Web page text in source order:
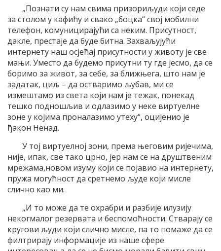
„Познати су нам свима призориљуди који седе
за столом у кафићу и свако „боцка“ свој мобилни
телефон, комуницирајући са неким. Присутност,
дакле, престаје да буде битна. Захваљујући
интернету наш осјећај присутности у животу је све
мањи. Уместо да будемо присутни ту где јесмо, да се
боримо за живот, за себе, за ближњега, што нам је
задатак, циљ – да остваримо љубав, ми се
измештамо из света који нам је тежак, понекад
тешко подношљив и одлазимо у неке виртуелне
зоне у којима проналазимо утеху“, оцијенио је
ђакон Ненад.
У тој виртуелној зони, према његовим ријечима,
није, ипак, све тако црно, јер нам се на друштвеним
мрежама,новом изуму који се појавио на интернету,
пружа могућност да сретнемо људе који мисле
слично као ми.
„И то може да те охрабри и разбије илузију
некогмалог резервата и беспомоћности. Стварају се
кругови људи који слично мисле, па то помаже да се
филтрирају информације из наше сфере